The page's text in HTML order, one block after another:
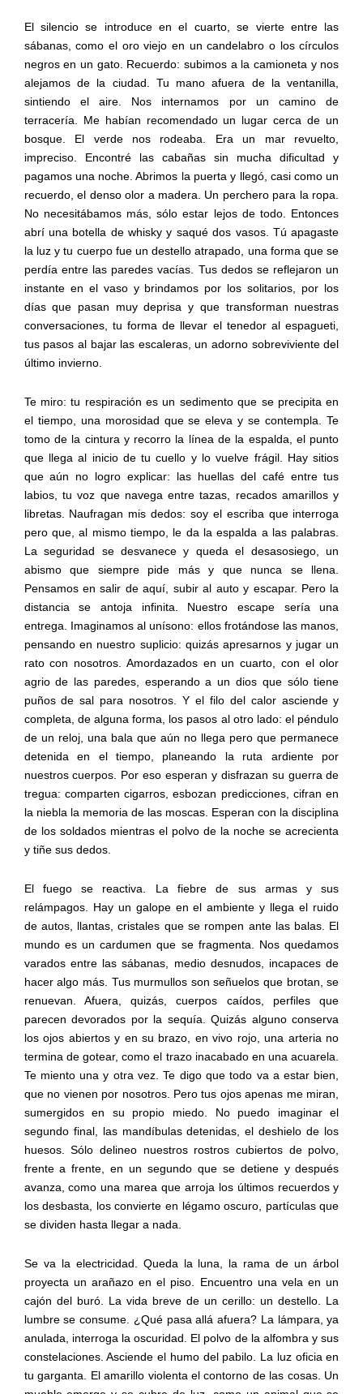
El silencio se introduce en el cuarto, se vierte entre las
sábanas, como el oro viejo en un candelabro o los círculos
negros en un gato. Recuerdo: subimos a la camioneta y nos
alejamos de la ciudad. Tu mano afuera de la ventanilla,
sintiendo el aire. Nos internamos por un camino de
terracería. Me habían recomendado un lugar cerca de un
bosque. El verde nos rodeaba. Era un mar revuelto,
impreciso. Encontré las cabañas sin mucha dificultad y
pagamos una noche. Abrimos la puerta y llegó, casi como un
recuerdo, el denso olor a madera. Un perchero para la ropa.
No necesitábamos más, sólo estar lejos de todo. Entonces
abrí una botella de whisky y saqué dos vasos. Tú apagaste
la luz y tu cuerpo fue un destello atrapado, una forma que se
perdía entre las paredes vacías. Tus dedos se reflejaron un
instante en el vaso y brindamos por los solitarios, por los
días que pasan muy deprisa y que transforman nuestras
conversaciones, tu forma de llevar el tenedor al espagueti,
tus pasos al bajar las escaleras, un adorno sobreviviente del
último invierno.
Te miro: tu respiración es un sedimento que se precipita en
el tiempo, una morosidad que se eleva y se contempla. Te
tomo de la cintura y recorro la línea de la espalda, el punto
que llega al inicio de tu cuello y lo vuelve frágil. Hay sitios
que aún no logro explicar: las huellas del café entre tus
labios, tu voz que navega entre tazas, recados amarillos y
libretas. Naufragan mis dedos: soy el escriba que interroga
pero que, al mismo tiempo, le da la espalda a las palabras.
La seguridad se desvanece y queda el desasosiego, un
abismo que siempre pide más y que nunca se llena.
Pensamos en salir de aquí, subir al auto y escapar. Pero la
distancia se antoja infinita. Nuestro escape sería una
entrega. Imaginamos al unísono: ellos frotándose las manos,
pensando en nuestro suplicio: quizás apresarnos y jugar un
rato con nosotros. Amordazados en un cuarto, con el olor
agrio de las paredes, esperando a un dios que sólo tiene
puños de sal para nosotros. Y el filo del calor asciende y
completa, de alguna forma, los pasos al otro lado: el péndulo
de un reloj, una bala que aún no llega pero que permanece
detenida en el tiempo, planeando la ruta ardiente por
nuestros cuerpos. Por eso esperan y disfrazan su guerra de
tregua: comparten cigarros, esbozan predicciones, cifran en
la niebla la memoria de las moscas. Esperan con la disciplina
de los soldados mientras el polvo de la noche se acrecienta
y tiñe sus dedos.
El fuego se reactiva. La fiebre de sus armas y sus
relámpagos. Hay un galope en el ambiente y llega el ruido
de autos, llantas, cristales que se rompen ante las balas. El
mundo es un cardumen que se fragmenta. Nos quedamos
varados entre las sábanas, medio desnudos, incapaces de
hacer algo más. Tus murmullos son señuelos que brotan, se
renuevan. Afuera, quizás, cuerpos caídos, perfiles que
parecen devorados por la sequía. Quizás alguno conserva
los ojos abiertos y en su brazo, en vivo rojo, una arteria no
termina de gotear, como el trazo inacabado en una acuarela.
Te miento una y otra vez. Te digo que todo va a estar bien,
que no vienen por nosotros. Pero tus ojos apenas me miran,
sumergidos en su propio miedo. No puedo imaginar el
segundo final, las mandíbulas detenidas, el deshielo de los
huesos. Sólo delineo nuestros rostros cubiertos de polvo,
frente a frente, en un segundo que se detiene y después
avanza, como una marea que arroja los últimos recuerdos y
los desbasta, los convierte en légamo oscuro, partículas que
se dividen hasta llegar a nada.
Se va la electricidad. Queda la luna, la rama de un árbol
proyecta un arañazo en el piso. Encuentro una vela en un
cajón del buró. La vida breve de un cerillo: un destello. La
lumbre se consume. ¿Qué pasa allá afuera? La lámpara, ya
anulada, interroga la oscuridad. El polvo de la alfombra y sus
constelaciones. Asciende el humo del pabilo. La luz oficia en
tu garganta. El amarillo violenta el contorno de las cosas. Un